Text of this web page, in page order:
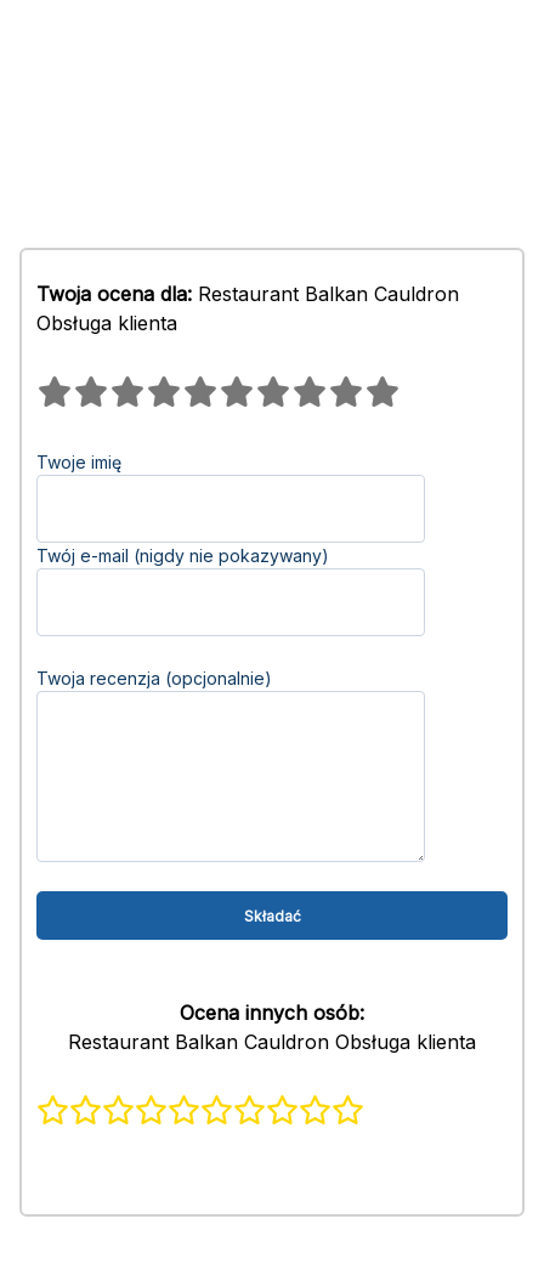
Twoja ocena dla: Restaurant Balkan Cauldron
Obsługa klienta
Twoje imię
Twój e-mail (nigdy nie pokazywany)
Twoja recenzja (opcjonalnie)
Ocena innych osób:
Restaurant Balkan Cauldron Obsługa klienta